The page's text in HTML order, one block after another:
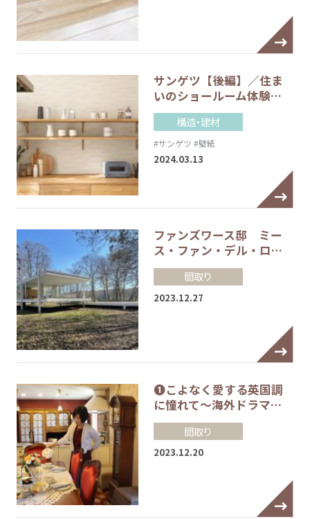
サンゲツ【後編】／住ま
いのショールーム体験…
構造・建材
#サンゲツ #壁紙
2024.03.13
ファンズワース邸 ミー
ス・ファン・デル・ロ…
間取り
2023.12.27
❶こよなく愛する英国調
に憧れて～海外ドラマ…
間取り
2023.12.20